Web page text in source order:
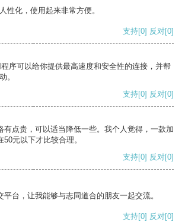
性化，使用起来非常方便。
支持[0] 反对[0]
序可以给你提供最高速度和安全性的连接，并帮
。
支持[0] 反对[0]
有点贵，可以适当降低一些。我个人觉得，一款加
元以下才比较合理。
支持[0] 反对[0]
台，让我能够与志同道合的朋友一起交流。
支持[0] 反对[0]